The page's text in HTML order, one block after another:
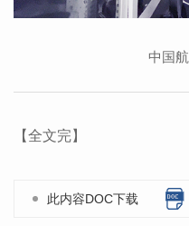
中国
【全文完】
此内容DOC下载